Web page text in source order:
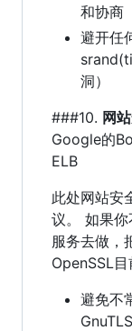
和协商
避开任
洞）
###10. 网
Google的
ELB
此处网站安
议。 如果
服务去做，
OpenSSL目
避免不